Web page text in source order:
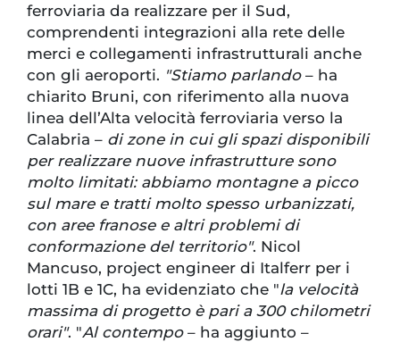
ferroviaria da realizzare per il Sud,
comprendenti integrazioni alla rete delle
merci e collegamenti infrastrutturali anche
con gli aeroporti. "Stiamo parlando– ha
chiarito Bruni, con riferimento alla nuova
linea dell’Alta velocità ferroviaria verso la
Calabria – di zone in cui gli spazi disponibili
per realizzare nuove infrastrutture sono
molto limitati: abbiamo montagne a picco
sul mare e tratti molto spesso urbanizzati,
con aree franose e altri problemi di
conformazione del territorio". Nicol
Mancuso, project engineer di Italferr per i
lotti 1B e 1C, ha evidenziato che "la velocità
massima di progetto è pari a 300 chilometri
orari". "Al contempo– ha aggiunto –